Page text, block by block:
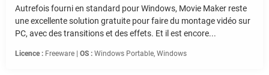
Autrefois fourni en standard pour Windows, Movie Maker reste
une excellente solution gratuite pour faire du montage vidéo sur
PC, avec des transitions et des effets. Et il est encore...
Licence : Freeware | OS : Windows Portable, Windows